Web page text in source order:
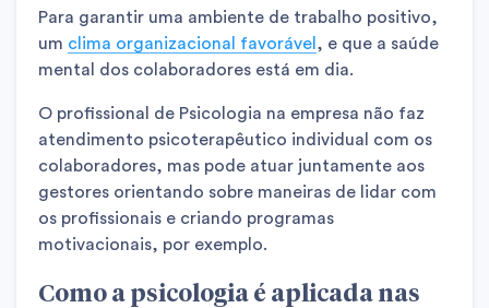
Para garantir uma ambiente de trabalho positivo,
um clima organizacional favorável , e que a saúde
mental dos colaboradores está em dia.
O profissional de Psicologia na empresa não faz
atendimento psicoterapêutico individual com os
colaboradores, mas pode atuar juntamente aos
gestores orientando sobre maneiras de lidar com
os profissionais e criando programas
motivacionais, por exemplo.
Como a psicologia é aplicada nas